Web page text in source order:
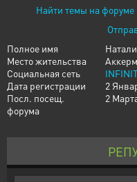
Найти темы на форуме
Полное имя
Место жительства
Социальная сеть
Дата регистрации
2
Посл. посещ.
форума
2